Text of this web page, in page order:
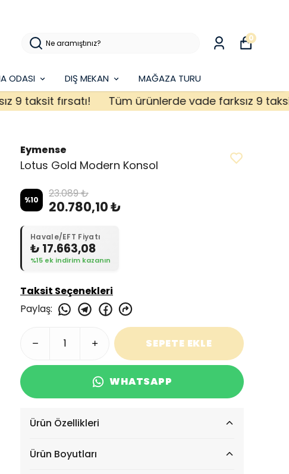
ODASI DIŞ MEKAN MAĞAZA TURU
0
fırsatı! Tüm ürünlerde vade farksız 9 taksit
Eymense
Lotus Gold Modern Konsol
%10 23.089 ₺
20.780,10 ₺
Havale/EFT Fiyatı
₺ 17.663,08
%15 ek indirim kazanın
Taksit Seçenekleri
Paylaş:
SEPETE EKLE
WHATSAPP
Ürün Özellikleri
Ürün Boyutları